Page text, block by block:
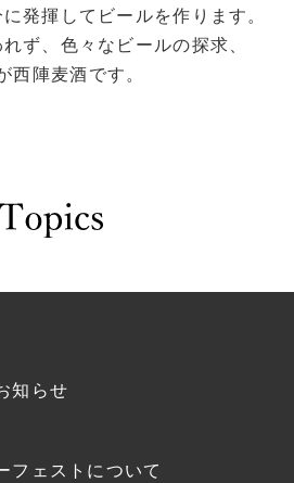
発揮してビールを作ります。
ず、色々なビールの探求、
西陣麦酒です。
知らせ
フェストについて